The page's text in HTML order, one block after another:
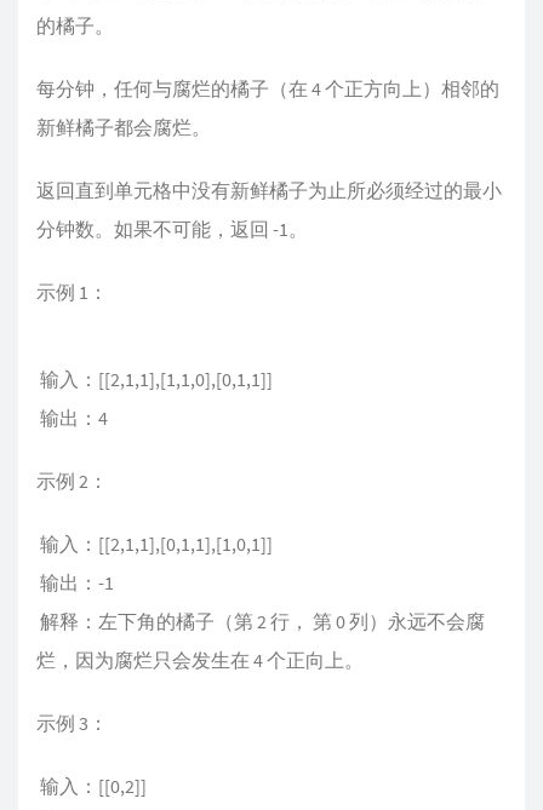
的橘子。
每分钟，任何与腐烂的橘子（在 4 个正方向上）相邻的
新鲜橘子都会腐烂。
返回直到单元格中没有新鲜橘子为止所必须经过的最小
分钟数。如果不可能，返回 -1。
示例 1：
​ 输入：[[2,1,1],[1,1,0],[0,1,1]]
​ 输出：4
示例 2：
​ 输入：[[2,1,1],[0,1,1],[1,0,1]]
​ 输出：-1
​ 解释：左下角的橘子（第 2 行， 第 0 列）永远不会腐
烂，因为腐烂只会发生在 4 个正向上。
示例 3：
​ 输入：[[0,2]]